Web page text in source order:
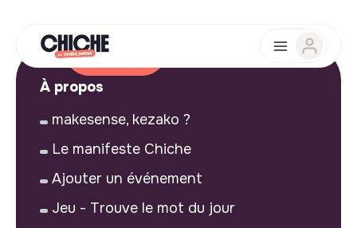
À propos
makesense, kezako ?
Le manifeste Chiche
Ajouter un événement
Jeu - Trouve le mot du jour